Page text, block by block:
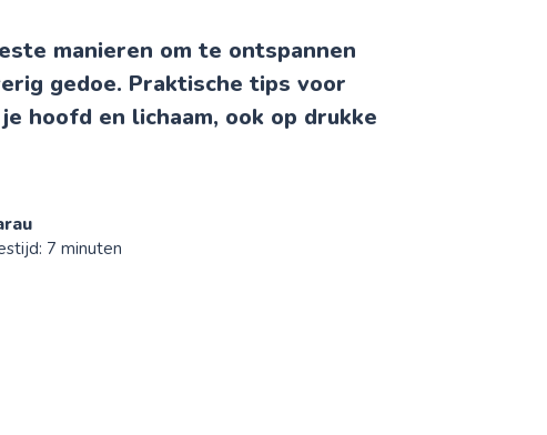
manieren om te ontspannen
gedoe. Praktische tips voor
hoofd en lichaam, ook op drukke
7 minuten